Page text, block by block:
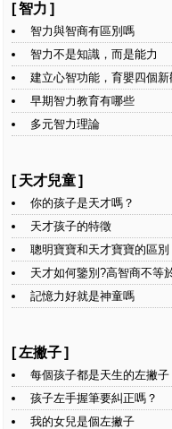
[智力 ]
智力與智商有區別嗎
智力不是知識，而是能力
建立心智功能，育嬰四個新
早期智力教育有哪些
多元智力理論
[ 天才兒童]
你的孩子是天才嗎？
天才孩子的特徵
聰明寶寶和天才寶寶的區別
天才如何鑒別?高智商不等
記憶力好就是神童嗎
[左撇子]
每個孩子都是天生的左撇子
孩子左手握筆要糾正嗎？
我的女兒是個左撇子